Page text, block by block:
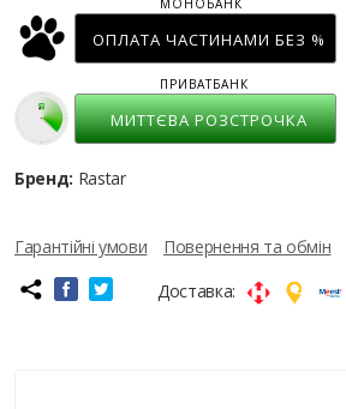
ОПЛАТА ЧАСТИНАМИ БЕЗ %
МОНОБАНК
МИТТЄВА РОЗСТРОЧКА
ПРИВАТБАНК
Бренд: Rastar
Гарантійні умови Повернення та обмін
Доставка: